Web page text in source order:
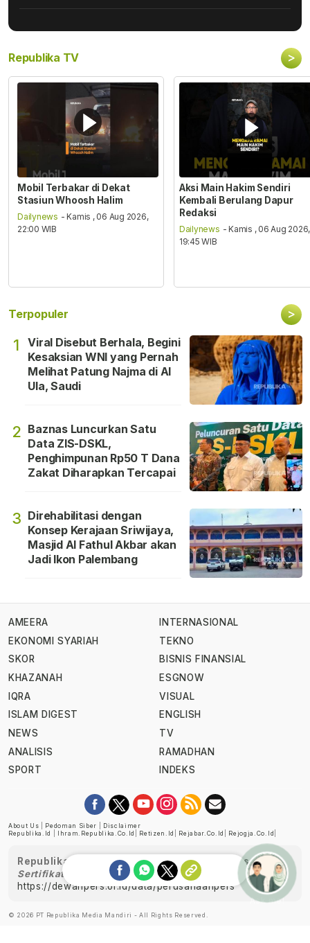
Republika TV >
Mobil Terbakar di Dekat
Stasiun Whoosh Halim
Dailynews - Kamis , 06 Aug 2026,
22:00 WIB
Aksi Main Hakim Sendiri
Kembali Berulang Dapur
Redaksi
Dailynews - Kamis , 06 Aug 2026,
19:45 WIB
Terpopuler >
1
Viral Disebut Berhala, Begini
Kesaksian WNI yang Pernah
Melihat Patung Najma di Al
Ula, Saudi
2 Baznas Luncurkan Satu
Data ZIS-DSKL,
Penghimpunan Rp50 T Dana
Zakat Diharapkan Tercapai
3 Direhabilitasi dengan
Konsep Kerajaan Sriwijaya,
Masjid Al Fathul Akbar akan
Jadi Ikon Palembang
AMEERA
EKONOMI SYARIAH
SKOR
KHAZANAH
IQRA
ISLAM DIGEST
NEWS
ANALISIS
SPORT
INTERNASIONAL
TEKNO
BISNIS FINANSIAL
ESGNOW
VISUAL
ENGLISH
TV
RAMADHAN
INDEKS
About Us Pedoman Siber
Disclaimer
Republika.id
Ihram.republika.co.id Retizen.id Rejabar.co.id Rejogja.co.id
Republika telah diverifikasi oleh Dewan Pers
Sertifikat Nomor 1058/DP-Verifikasi/K/XII/2022
https://dewanpers.or.id/data/perusahaanpers
© 2026 PT Republika Media Mandiri - All Rights Reserved.
Ask me!